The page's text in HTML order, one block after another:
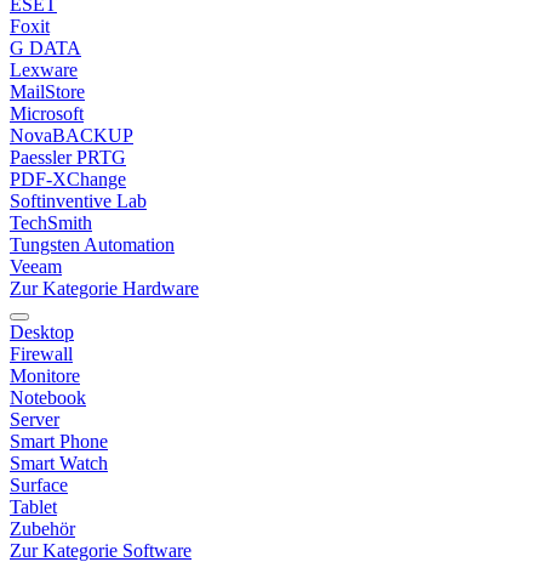
ESET
Foxit
G DATA
Lexware
MailStore
Microsoft
NovaBACKUP
Paessler PRTG
PDF-XChange
Softinventive Lab
TechSmith
Tungsten Automation
Veeam
Zur Kategorie Hardware
Desktop
Firewall
Monitore
Notebook
Server
Smart Phone
Smart Watch
Surface
Tablet
Zubehör
Zur Kategorie Software